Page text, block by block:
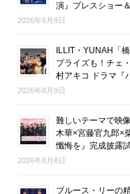
演』プレスショー
2026年8月9日
ILLIT・YUNAH「
プライズも！チェ
村アキコ ドラマ『
2026年8月9日
難しいテーマで映
木華×宮藤官九郎×
懺悔を』完成披露
2026年8月8日
ブルース・リーの